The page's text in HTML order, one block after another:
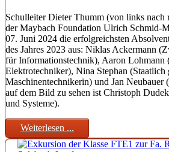
Schulleiter Dieter Thumm (von links nach
der Maybach Foundation Ulrich Schmid-
07. Juni 2024 die erfolgreichsten
des Jahres 2023 aus: Niklas Ackermann
für Informationstechnik), Aaron Lohmann
Elektrotechniker), Nina Stephan (Staatlich
Maschinentechnikerin) und Jan
auf dem Bild zu sehen ist Christoph
und Systeme).
Weiterlesen ...